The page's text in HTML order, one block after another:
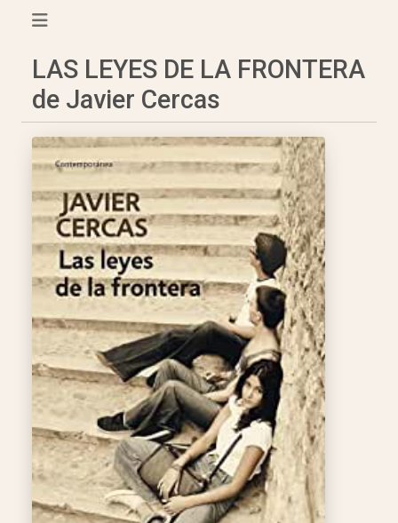
LAS LEYES DE LA FRONTERA
de Javier Cercas